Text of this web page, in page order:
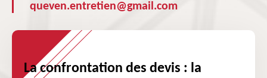
queven.entretien@gmail.com
La confrontation des devis : la